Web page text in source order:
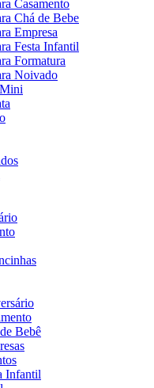
Casamento
Chá de Bebe
Empresa
Festa Infantil
Formatura
Noivado
Bebê
Infantil